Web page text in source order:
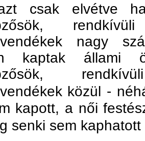
csak elvétve
nagy
kaptak állami
közül -
kapott, a női
senki sem